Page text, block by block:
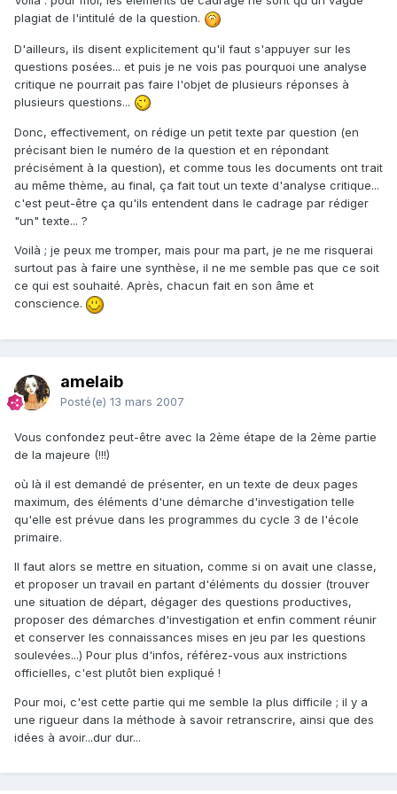
plagiat de l'intitulé de la question.
D'ailleurs, ils disent explicitement qu'il faut s'appuyer sur les
questions posées... et puis je ne vois pas pourquoi une analyse
critique ne pourrait pas faire l'objet de plusieurs réponses à
plusieurs questions...
Donc, effectivement, on rédige un petit texte par question (en
précisant bien le numéro de la question et en répondant
précisément à la question), et comme tous les documents ont trait
au même thème, au final, ça fait tout un texte d'analyse critique...
c'est peut-être ça qu'ils entendent dans le cadrage par rédiger
"un" texte... ?
Voilà ; je peux me tromper, mais pour ma part, je ne me risquerai
surtout pas à faire une synthèse, il ne me semble pas que ce soit
ce qui est souhaité. Après, chacun fait en son âme et
conscience.
amelaib
Posté(e) 13 mars 2007
Vous confondez peut-être avec la 2ème étape de la 2ème partie
de la majeure (!!!)
où là il est demandé de présenter, en un texte de deux pages
maximum, des éléments d'une démarche d'investigation telle
qu'elle est prévue dans les programmes du cycle 3 de l'école
primaire.
Il faut alors se mettre en situation, comme si on avait une classe,
et proposer un travail en partant d'éléments du dossier (trouver
une situation de départ, dégager des questions productives,
proposer des démarches d'investigation et enfin comment réunir
et conserver les connaissances mises en jeu par les questions
soulevées...) Pour plus d'infos, référez-vous aux instrictions
officielles, c'est plutôt bien expliqué !
Pour moi, c'est cette partie qui me semble la plus difficile ; il y a
une rigueur dans la méthode à savoir retranscrire, ainsi que des
idées à avoir...dur dur...